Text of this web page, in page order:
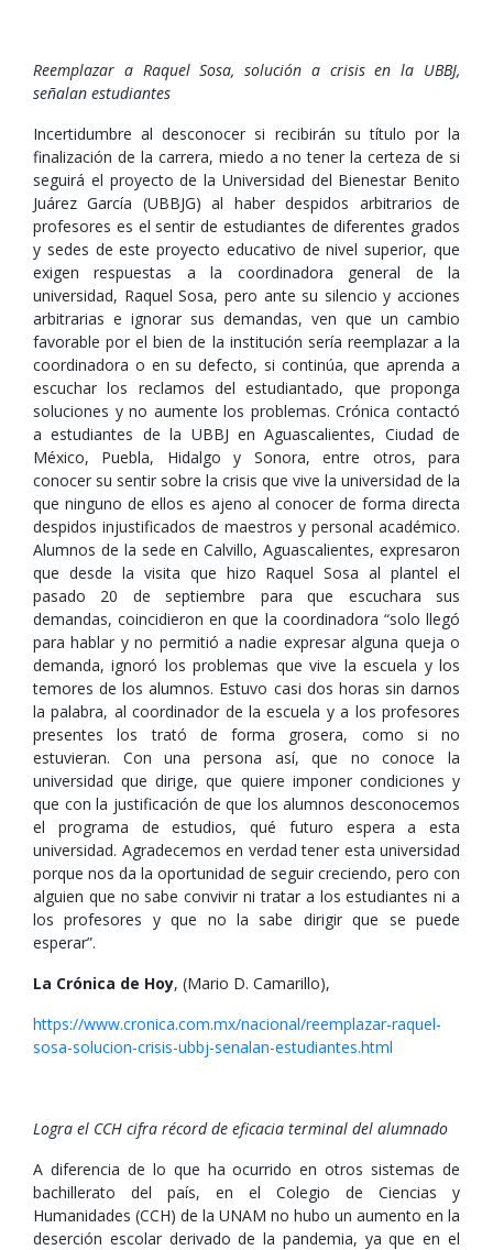
Reemplazar a Raquel Sosa, solución a crisis en la UBBJ,
señalan estudiantes
Incertidumbre al desconocer si recibirán su título por la
finalización de la carrera, miedo a no tener la certeza de si
seguirá el proyecto de la Universidad del Bienestar Benito
Juárez García (UBBJG) al haber despidos arbitrarios de
profesores es el sentir de estudiantes de diferentes grados
y sedes de este proyecto educativo de nivel superior, que
exigen respuestas a la coordinadora general de la
universidad, Raquel Sosa, pero ante su silencio y acciones
arbitrarias e ignorar sus demandas, ven que un cambio
favorable por el bien de la institución sería reemplazar a la
coordinadora o en su defecto, si continúa, que aprenda a
escuchar los reclamos del estudiantado, que proponga
soluciones y no aumente los problemas. Crónica contactó
a estudiantes de la UBBJ en Aguascalientes, Ciudad de
México, Puebla, Hidalgo y Sonora, entre otros, para
conocer su sentir sobre la crisis que vive la universidad de la
que ninguno de ellos es ajeno al conocer de forma directa
despidos injustificados de maestros y personal académico.
Alumnos de la sede en Calvillo, Aguascalientes, expresaron
que desde la visita que hizo Raquel Sosa al plantel el
pasado 20 de septiembre para que escuchara sus
demandas, coincidieron en que la coordinadora “solo llegó
para hablar y no permitió a nadie expresar alguna queja o
demanda, ignoró los problemas que vive la escuela y los
temores de los alumnos. Estuvo casi dos horas sin darnos
la palabra, al coordinador de la escuela y a los profesores
presentes los trató de forma grosera, como si no
estuvieran. Con una persona así, que no conoce la
universidad que dirige, que quiere imponer condiciones y
que con la justificación de que los alumnos desconocemos
el programa de estudios, qué futuro espera a esta
universidad. Agradecemos en verdad tener esta universidad
porque nos da la oportunidad de seguir creciendo, pero con
alguien que no sabe convivir ni tratar a los estudiantes ni a
los profesores y que no la sabe dirigir que se puede
esperar”.
La Crónica de Hoy, (Mario D. Camarillo),
https://www.cronica.com.mx/nacional/reemplazar-raquel-
sosa-solucion-crisis-ubbj-senalan-estudiantes.html
Logra el CCH cifra récord de eficacia terminal del alumnado
A diferencia de lo que ha ocurrido en otros sistemas de
bachillerato del país, en el Colegio de Ciencias y
Humanidades (CCH) de la UNAM no hubo un aumento en la
deserción escolar derivado de la pandemia, ya que en el